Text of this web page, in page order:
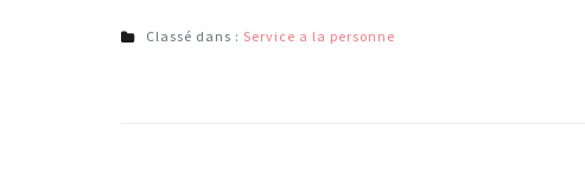
Classé dans : Service a la personne